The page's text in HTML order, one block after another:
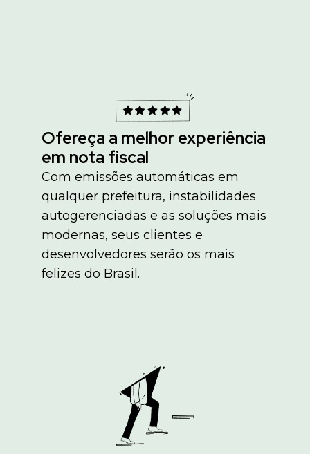
Ofereça a melhor experiência
em nota fiscal
Com emissões automáticas em
qualquer prefeitura, instabilidades
autogerenciadas e as soluções mais
modernas, seus clientes e
desenvolvedores serão os mais
felizes do Brasil.